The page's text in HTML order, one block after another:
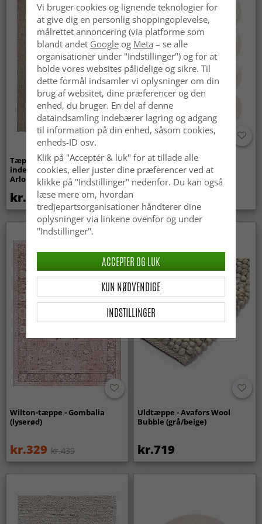
Tæpper til
indendørs/udendørs brug -
Arlo (beige)
kr.439
Bølget ryatæppe - Aranga
Super Soft Fur (beige)
Wilton-tæppe - Gombalia
(lyserød)
kr.329 kr.439
Uldtæppe - Avafors Wool
Bubble (grå/beige)
kr.719
Vi bruger cookies og lignende teknologier for
at give dig en personlig shoppingoplevelse,
målrettet annoncering (via platforme som
blandt andet Googleog Meta – se alle
organisationer under "Indstillinger") og for at
holde vores websites pålidelige og sikre. Til
dette formål indsamler vi oplysninger om din
brug af websitet, dine præferencer og den
enhed, du bruger. En del af denne
dataindsamling indebærer lagring og adgang
til information på din enhed, såsom cookies,
enheds-ID osv.
Klik på "Acceptér & luk" for at tillade alle
cookies, eller juster dine præferencer ved at
klikke på "Indstillinger" nedenfor. Du kan også
læse mere om, hvordan
tredjepartsorganisationer håndterer dine
oplysninger via linkene ovenfor og under
"Indstillinger".
INDSTILLINGER
KUN NØDVENDIGE
ACCEPTER OG LUK